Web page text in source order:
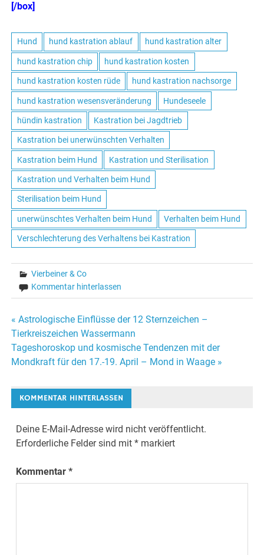
[/box]
Hund hund kastration ablauf hund kastration alter
hund kastration chip hund kastration kosten
hund kastration kosten rüde hund kastration nachsorge
hund kastration wesensveränderung Hundeseele
hündin kastration Kastration bei Jagdtrieb
Kastration bei unerwünschten Verhalten
Kastration beim Hund Kastration und Sterilisation
Kastration und Verhalten beim Hund
Sterilisation beim Hund
unerwünschtes Verhalten beim Hund Verhalten beim Hund
Verschlechterung des Verhaltens bei Kastration
Vierbeiner & Co
Kommentar hinterlassen
Beitrags-
Navigation
« Astrologische Einflüsse der 12 Sternzeichen –
Tierkreiszeichen Wassermann
Tageshoroskop und kosmische Tendenzen mit der
Mondkraft für den 17.-19. April – Mond in Waage »
KOMMENTAR HINTERLASSEN
Deine E-Mail-Adresse wird nicht veröffentlicht.
Erforderliche Felder sind mit* markiert
Kommentar*